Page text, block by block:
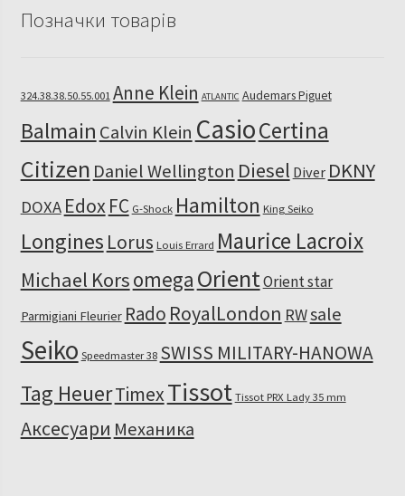
Позначки товарів
324.38.38.50.55.001 Anne Klein ATLANTIC Audemars Piguet
Balmain Calvin Klein CasioCertina
Citizen Daniel Wellington Diesel Diver DKNY
DOXA EdoxFC G-Shock Hamilton King Seiko
Longines Lorus Louis Errard Maurice Lacroix
Michael Korsomega OrientOrient star
Parmigiani Fleurier Rado RoyalLondon RWsale
Seiko Speedmaster 38 SWISS MILITARY-HANOWA
Tag HeuerTimexTissot Tissot PRX Lady 35 mm
Аксесуари Механика